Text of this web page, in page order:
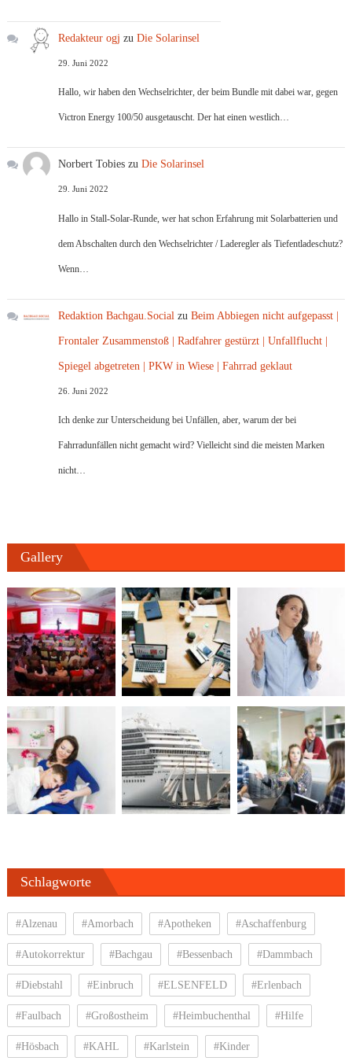
Redakteur ogj zuDie Solarinsel
29. Juni 2022
Hallo, wir haben den Wechselrichter, der beim Bundle mit dabei war, gegen
Victron Energy 100/50 ausgetauscht. Der hat einen westlich…
Norbert Tobies zuDie Solarinsel
29. Juni 2022
Hallo in Stall-Solar-Runde, wer hat schon Erfahrung mit Solarbatterien und
dem Abschalten durch den Wechselrichter / Laderegler als Tiefentladeschutz?
Wenn…
Redaktion Bachgau.Social zuBeim Abbiegen nicht aufgepasst |
Frontaler Zusammenstoß | Radfahrer gestürzt | Unfallflucht |
Spiegel abgetreten | PKW in Wiese | Fahrrad geklaut
26. Juni 2022
Ich denke zur Unterscheidung bei Unfällen, aber, warum der bei
Fahrradunfällen nicht gemacht wird? Vielleicht sind die meisten Marken
nicht…
Gallery
Schlagworte
#Alzenau #Amorbach #Apotheken #Aschaffenburg
#Autokorrektur #Bachgau #Bessenbach #Dammbach
#Diebstahl #Einbruch #ELSENFELD #Erlenbach
#Faulbach #Großostheim #Heimbuchenthal #Hilfe
#Hösbach #KAHL #Karlstein #Kinder